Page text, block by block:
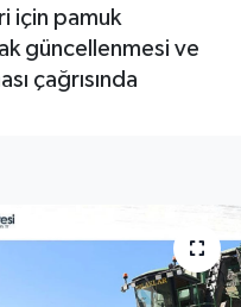
için pamuk
güncellenmesi ve
çağrısında